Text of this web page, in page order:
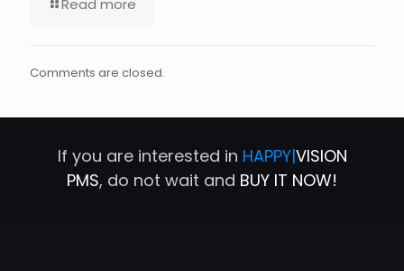
Comments are closed.
If you are interested in HAPPY|VISION
PMS, do not wait and BUY IT NOW!